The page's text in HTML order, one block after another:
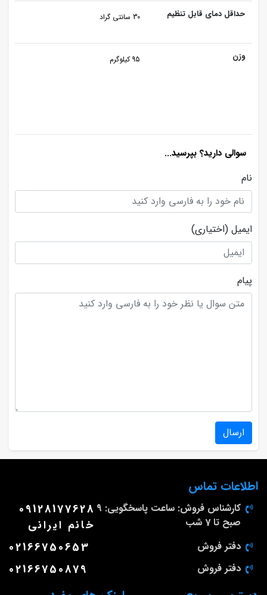
حداقل دمای قابل تنظیم 30 سانتی گراد
وزن 95 کیلوگرم
سوالی دارید؟ بپرسید...
نام
ایمیل (اختیاری)
پیام
ارسال
اطلاعات تماس
کارشناس فروش: ساعت پاسخگویی: 9
صبح تا 7 شب
09128177628
خانم ایرانی
دفتر فروش 02166750653
دفتر فروش 02166750879